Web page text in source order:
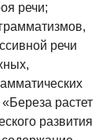
речи;
речи
растет
развития